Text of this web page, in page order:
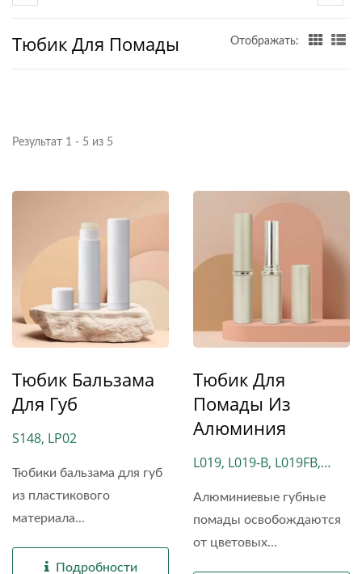
Тюбик Для Помады Отображать:
Результат 1 - 5 из 5
Тюбик Бальзама
Для Губ
S148, LP02
Тюбики бальзама для губ
из пластикового
материала...
Подробности
Тюбик Для
Помады Из
Алюминия
L019, L019-B, L019FB,
Алюминиевые губные
помады освобождаются
от цветовых...